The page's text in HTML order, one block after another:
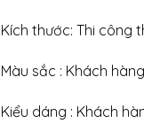
Kích thước: Thi công
Màu sắc : Khách
Kiểu dáng : Khách